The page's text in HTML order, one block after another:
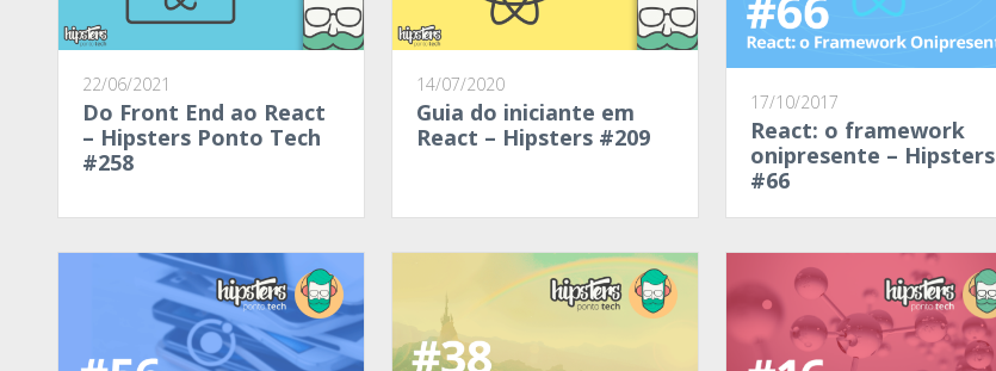
22/06/2021
Do Front End ao React
– Hipsters Ponto Tech
#258
14/07/2020
Guia do iniciante em
React – Hipsters #209
17/10/2017
React: o framework
onipresente – Hipsters
#66